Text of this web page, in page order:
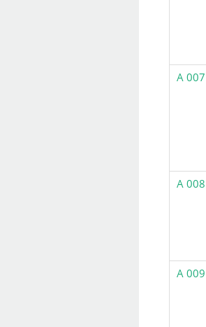
A 007
A 008
A 009